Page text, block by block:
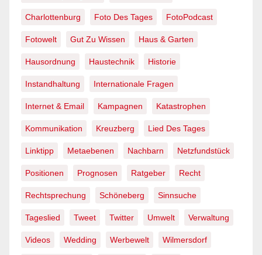
Charlottenburg Foto Des Tages FotoPodcast
Fotowelt Gut Zu Wissen Haus & Garten
Hausordnung Haustechnik Historie
Instandhaltung Internationale Fragen
Internet & Email Kampagnen Katastrophen
Kommunikation Kreuzberg Lied Des Tages
Linktipp Metaebenen Nachbarn Netzfundstück
Positionen Prognosen Ratgeber Recht
Rechtsprechung Schöneberg Sinnsuche
Tageslied Tweet Twitter Umwelt Verwaltung
Videos Wedding Werbewelt Wilmersdorf